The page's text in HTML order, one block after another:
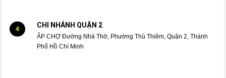
4 CHI NHÁNH QUẬN 2
ẤP CHỢ Đường Nhà Thờ, Phường Thủ Thiêm, Quận 2, Thành
Phố Hồ Chí Minh